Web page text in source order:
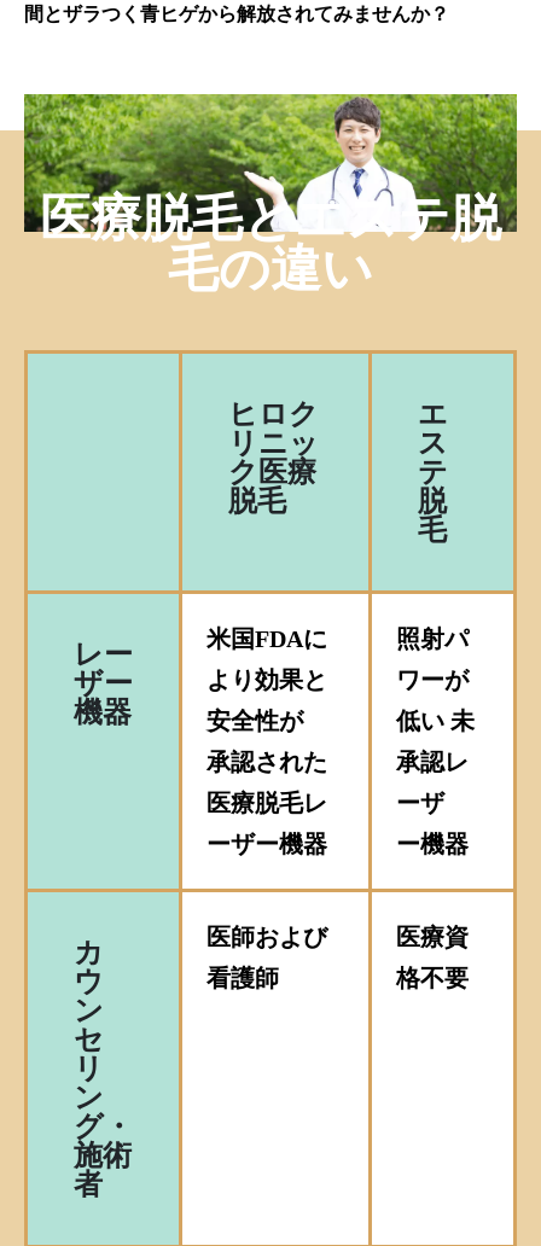
間とザラつく青ヒゲから解放されてみませんか？
医療脱毛とエステ脱
毛の違い
ヒロク
リニッ
ク医療
脱毛
エ
ス
テ
脱
毛
レー
ザー
機器
米国FDAに
より効果と
安全性が
承認された
医療脱毛レ
ーザー機器
照射パ
ワーが
低い 未
承認レ
ーザ
ー機器
カ
ウ
ン
セ
リ
ン
グ・
施術
者
医師および
看護師
医療資
格不要